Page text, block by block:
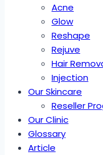
Acne
Glow
Reshape
Rejuve
Hair
Injection
Our Skincare
Reseller
Our Clinic
Glossary
Article